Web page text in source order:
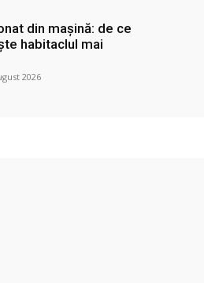
din mașină: de ce
habitaclul mai
2026